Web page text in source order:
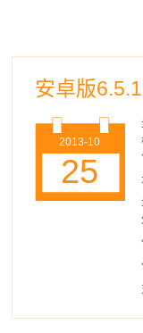
安卓版
2013-10
25